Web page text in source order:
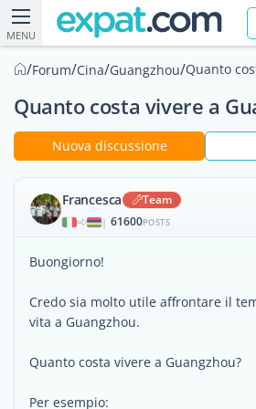
MENU
/Forum/Cina/Guangzhou/Quanto
Quanto costa vivere a
Nuova discussione
Francesca Team
| 61600POSTS
Buongiorno!
Credo sia molto utile affrontare il
vita a Guangzhou.
Quanto costa vivere a Guangzhou?
Per esempio: